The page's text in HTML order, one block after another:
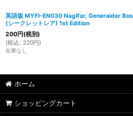
英語版 MYFI-EN030 Naglfar, Generaider
(シークレットレア) 1st Edition
200円(税別)
(税込 : 220円)
在庫なし
ホーム
ショッピングカート